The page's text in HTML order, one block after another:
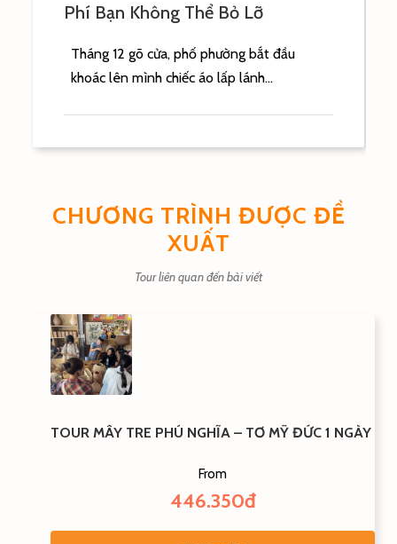
Dalat Blue Mountain Farm
Khám phá Dalat Blue Mountain Farm –
nơi bạn được tản bộ dưới rừng, cho...
CHƯƠNG TRÌNH ĐƯỢC ĐỀ
XUẤT
Tour liên quan đến bài viết
TOUR MÂY TRE PHÚ NGHĨA – TƠ MỸ ĐỨC 1 NGÀY
From
446.350đ